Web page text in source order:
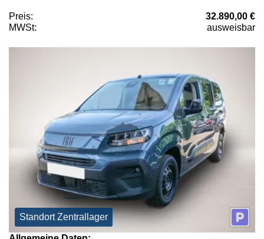
Preis:
32.890,00 €
MWSt:
ausweisbar
Standort Zentrallager